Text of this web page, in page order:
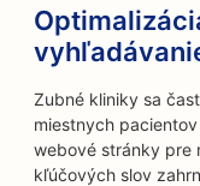
Zubné kliniky sa
miestnych
webové stránky pre
kľúčových slov